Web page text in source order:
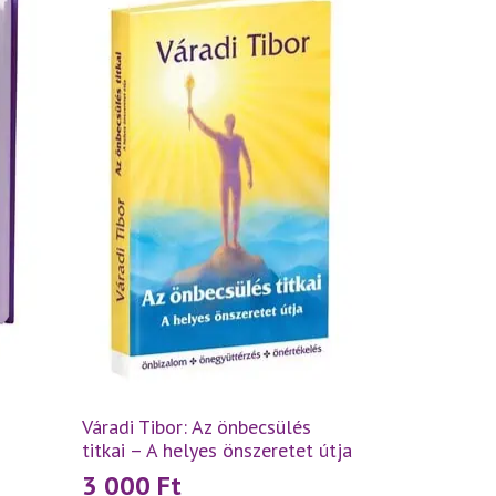
Váradi Tibor: Az önbecsülés
titkai – A helyes önszeretet útja
3 000 Ft